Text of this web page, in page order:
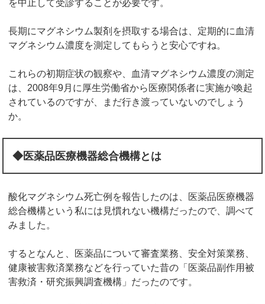
を中止して受診することが必要です。
長期にマグネシウム製剤を摂取する場合は、定期的に血清
マグネシウム濃度を測定してもらうと安心ですね。
これらの初期症状の観察や、血清マグネシウム濃度の測定
は、2008年9月に厚生労働省から医療関係者に実施が喚起
されているのですが、まだ行き渡っていないのでしょう
か。
◆医薬品医療機器総合機構とは
酸化マグネシウム死亡例を報告したのは、医薬品医療機器
総合機構という私には見慣れない機構だったので、調べて
みました。
するとなんと、医薬品について審査業務、安全対策業務、
健康被害救済業務などを行っていた昔の「医薬品副作用被
害救済・研究振興調査機構」だったのです。